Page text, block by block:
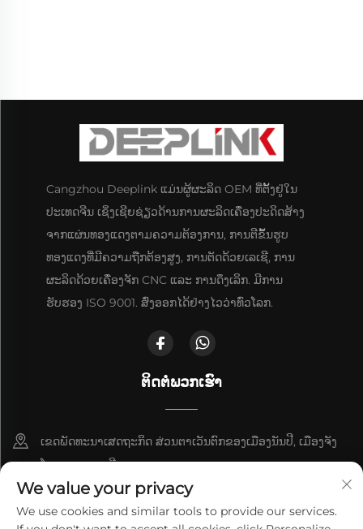
Cangzhou Deeplink ແມ່ນຜູ້ຜະລິດ OEM ທີ່ຕັ້ງຢູ່ໃນ
ປະເທດຈີນ ເຊິ່ງເຊີຍຊ່ຽວດ້ານການຜະລິດເຄື່ອງປະດິດສ້າງ
ຈາກແຜ່ນທອງແດງຕາມຄວາມຕ້ອງການ, ການຕີຂຶ້ນຮູບ
ທອງແດງທີ່ມີຄວາມຖືກຕ້ອງສູງ, ການຕັດດ້ວຍເລເຊີ, ການ
ຜະລິດດ້ວຍເຄື່ອງຈັກ CNC ແລະ ການດຶງເລິກ. ມີການ
ຮັບຮອງ ISO 9001. ສົ່ງອອກໄດ້ຢ່າງໄວວ່າທົ່ວໂລກ.
ຕິດຕໍ່ພວກເຮົາ
ເຂດພັດທະນາເສດຖະກິດ ສ່ວນຕາເວັນຕົກຂອງເມືອງນັນປີ, ເມືອງຈັງ
ໂຈວ, ແຂວງເຫຫີ
+86-18617745678
We value your privacy
We use cookies and similar tools to provide our services.